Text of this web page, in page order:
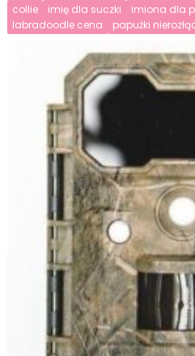
collie imię dla suczki imiona dla
labradoodle cena
papużki